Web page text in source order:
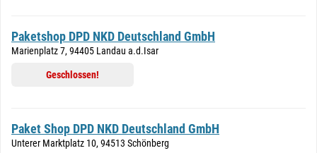
Paketshop DPD NKD Deutschland GmbH
Marienplatz 7, 94405 Landau a.d.Isar
Geschlossen!
Paket Shop DPD NKD Deutschland GmbH
Unterer Marktplatz 10, 94513 Schönberg